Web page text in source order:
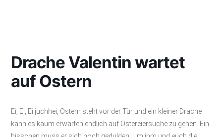
Drache Valentin wartet
auf Ostern
Ei, Ei, Ei juchhei, Ostern steht vor der Tür und ein kleiner Drache
kann es kaum erwarten endlich auf Ostereiersuche zu gehen. Ein